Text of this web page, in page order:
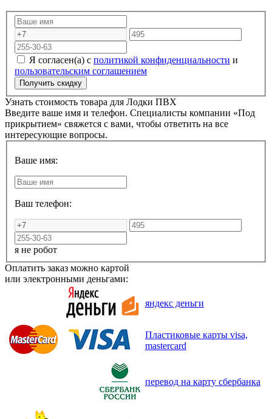
Я согласен(а) с политикой конфиденциальности и
пользовательским соглашением
Узнать стоимость товара для Лодки ПВХ
Введите ваше имя и телефон. Специалисты компании «Под
прикрытием» свяжется с вами, чтобы ответить на все
интересующие вопросы.
Ваше имя:
Ваш телефон:
я не робот
Оплатить заказ можно картой
или электронными деньгами:
яндекс деньги
Пластиковые карты visa,
mastercard
перевод на карту сбербанка